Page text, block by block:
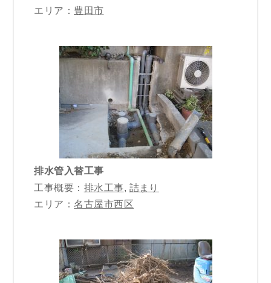
エリア： 豊田市
排水管入替工事
工事概要： 排水工事, 詰まり
エリア：名古屋市西区